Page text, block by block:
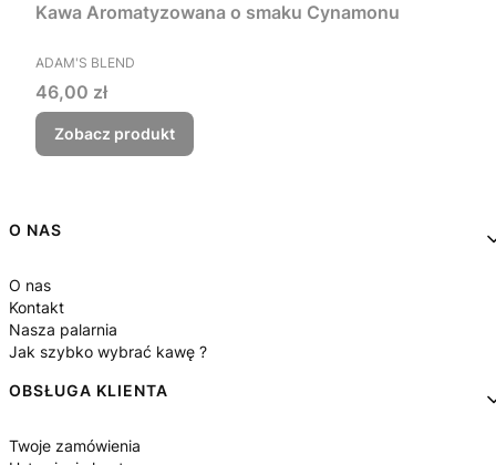
Kawa Aromatyzowana o smaku Cynamonu
PRODUCENT
ADAM'S BLEND
Cena
46,00 zł
Zobacz produkt
Linki w stopce
O NAS
O nas
Kontakt
Nasza palarnia
Jak szybko wybrać kawę ?
OBSŁUGA KLIENTA
Twoje zamówienia